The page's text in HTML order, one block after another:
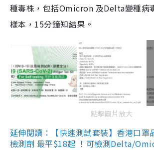
種毒株，包括Omicron 及Delta變種病
樣本，15分鐘知結果。
點擊圖片放大
延伸閱讀：【快速測試套裝】香港口罩
檢測劑 最平$18起 ！可檢測Delta/